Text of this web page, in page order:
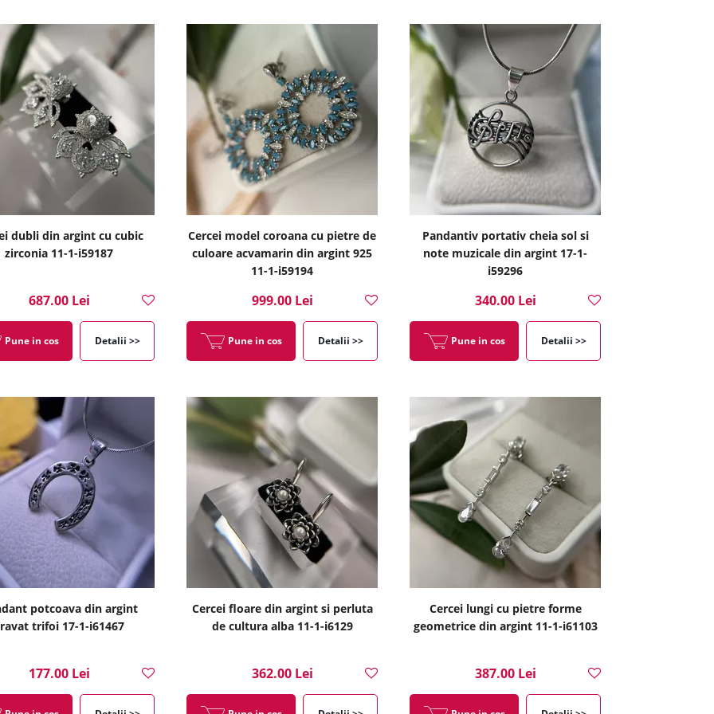
dubli din argint cu cubic
zirconia 11-1-i59187
687.00 Lei
Pune in cos Detalii >>
Cercei model coroana cu pietre de
culoare acvamarin din argint 925
11-1-i59194
999.00 Lei
Pune in cos Detalii >>
Pandantiv portativ cheia sol si
note muzicale din argint 17-1-
i59296
340.00 Lei
Pune in cos Detalii >>
potcoava din argint
trifoi 17-1-i61467
177.00 Lei
Cercei floare din argint si perluta
de cultura alba 11-1-i6129
362.00 Lei
Cercei lungi cu pietre forme
geometrice din argint 11-1-i61103
387.00 Lei